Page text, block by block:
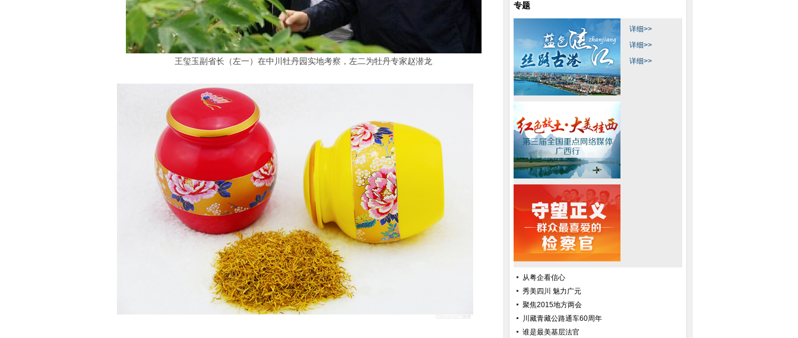
王玺玉副省长（左一）在中川牡丹园实地考察，左二为牡丹专家赵潜龙
专题
详细>>
详细>>
详细>>
从粤企看信心
秀美四川 魅力广元
聚焦2015地方两会
川藏青藏公路通车60周年
谁是最美基层法官